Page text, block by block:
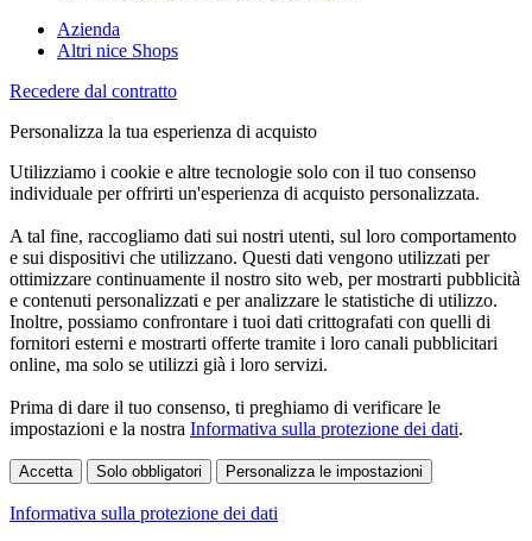
Azienda
Altri nice Shops
Recedere dal contratto
Personalizza la tua esperienza di acquisto
Utilizziamo i cookie e altre tecnologie solo con il tuo consenso
individuale per offrirti un'esperienza di acquisto personalizzata.
A tal fine, raccogliamo dati sui nostri utenti, sul loro comportamento
e sui dispositivi che utilizzano. Questi dati vengono utilizzati per
ottimizzare continuamente il nostro sito web, per mostrarti pubblicità
e contenuti personalizzati e per analizzare le statistiche di utilizzo.
Inoltre, possiamo confrontare i tuoi dati crittografati con quelli di
fornitori esterni e mostrarti offerte tramite i loro canali pubblicitari
online, ma solo se utilizzi già i loro servizi.
Prima di dare il tuo consenso, ti preghiamo di verificare le
impostazioni e la nostra Informativa sulla protezione dei dati.
Accetta Solo obbligatori Personalizza le impostazioni
Informativa sulla protezione dei dati